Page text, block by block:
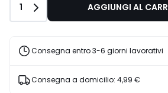
45%
sconto
applicato.
Quantità
1 AGGIUNGI AL
Consegna entro 3-6 giorni lavorativi
Consegna a domicilio: 4,99 €